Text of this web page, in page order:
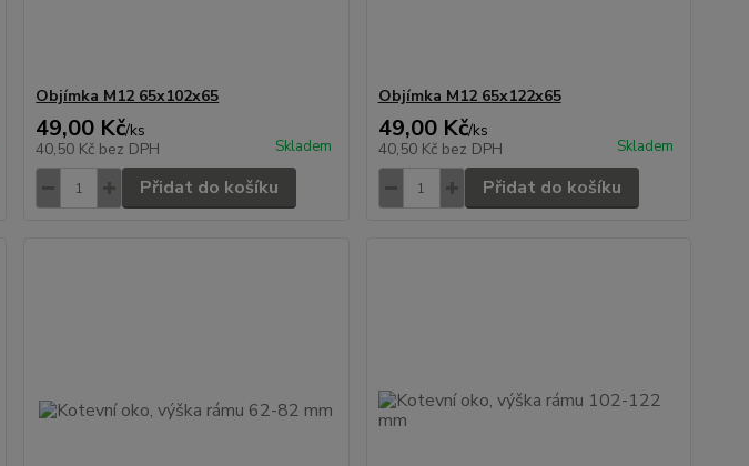
Objímka M12 65x102x65
49,00 Kč/ks
40,50 Kč bez DPH Skladem
Přidat do košíku
Objímka M12 65x122x65
49,00 Kč/ks
40,50 Kč bez DPH Skladem
Přidat do košíku